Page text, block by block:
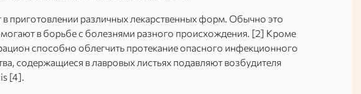
приготовлении различных лекарственных форм. Обычно это
в борьбе с болезнями разного происхождения. [2] Кроме
способно облегчить протекание опасного инфекционного
содержащиеся в лавровых листьях подавляют возбудителя
[4].